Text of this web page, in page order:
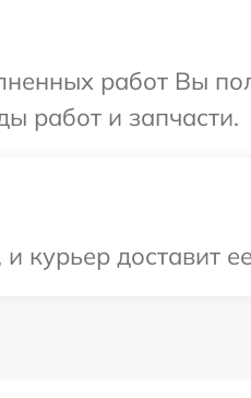
работ Вы
работ и запчасти.
доставит